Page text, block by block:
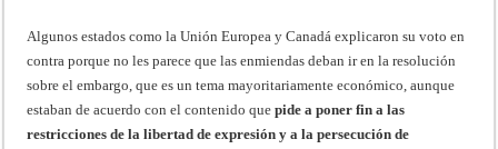
Algunos estados como la Unión Europea y Canadá explicaron su voto en
contra porque no les parece que las enmiendas deban ir en la resolución
sobre el embargo, que es un tema mayoritariamente económico, aunque
estaban de acuerdo con el contenido quepide a poner fin a las
restricciones de la libertad de expresión y a la persecución de